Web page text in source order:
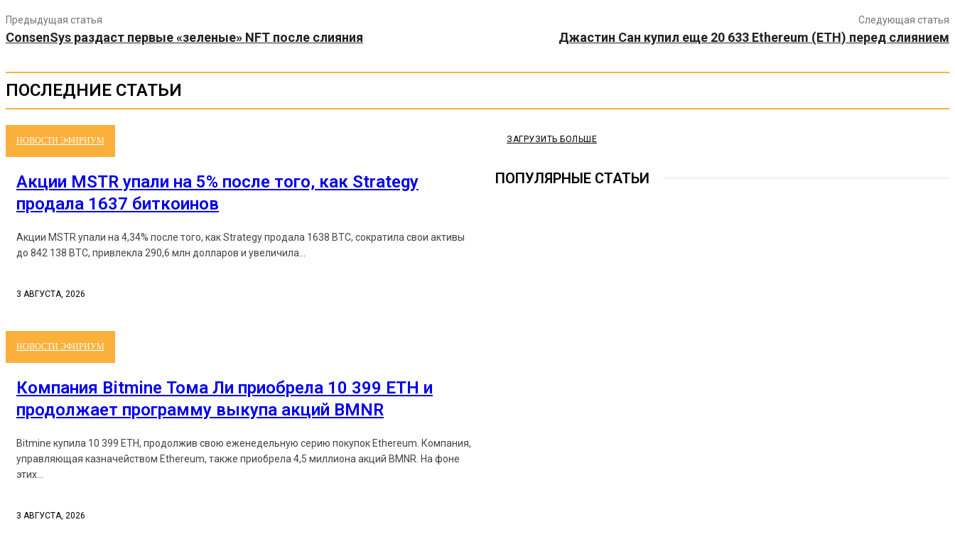
Предыдущая статья
ConsenSys раздаст первые «зеленые» NFT после слияния
Следующая статья
Джастин Сан купил еще 20 633 Ethereum (ETH) перед слиянием
ПОСЛЕДНИЕ СТАТЬИ
НОВОСТИ ЭФИРИУМ
Акции MSTR упали на 5% после того, как Strategy
продала 1637 биткоинов
Акции MSTR упали на 4,34% после того, как Strategy продала 1638 BTC, сократила свои активы
до 842 138 BTC, привлекла 290,6 млн долларов и увеличила...
3 АВГУСТА, 2026
НОВОСТИ ЭФИРИУМ
Компания Bitmine Тома Ли приобрела 10 399 ETH и
продолжает программу выкупа акций BMNR
Bitmine купила 10 399 ETH, продолжив свою еженедельную серию покупок Ethereum. Компания,
управляющая казначейством Ethereum, также приобрела 4,5 миллиона акций BMNR. На фоне
этих...
3 АВГУСТА, 2026
ЗАГРУЗИТЬ БОЛЬШЕ
ПОПУЛЯРНЫЕ СТАТЬИ